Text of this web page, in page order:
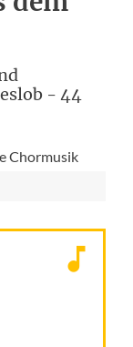
- 44
Chormusik